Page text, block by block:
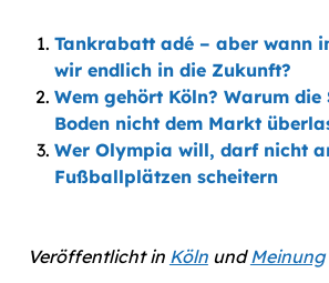
Tankrabatt adé – aber wann
wir endlich in die Zukunft?
Wem gehört Köln? Warum die
Boden nicht dem Markt
Wer Olympia will, darf nicht
Fußballplätzen scheitern
Veröffentlicht in KölnundMeinung